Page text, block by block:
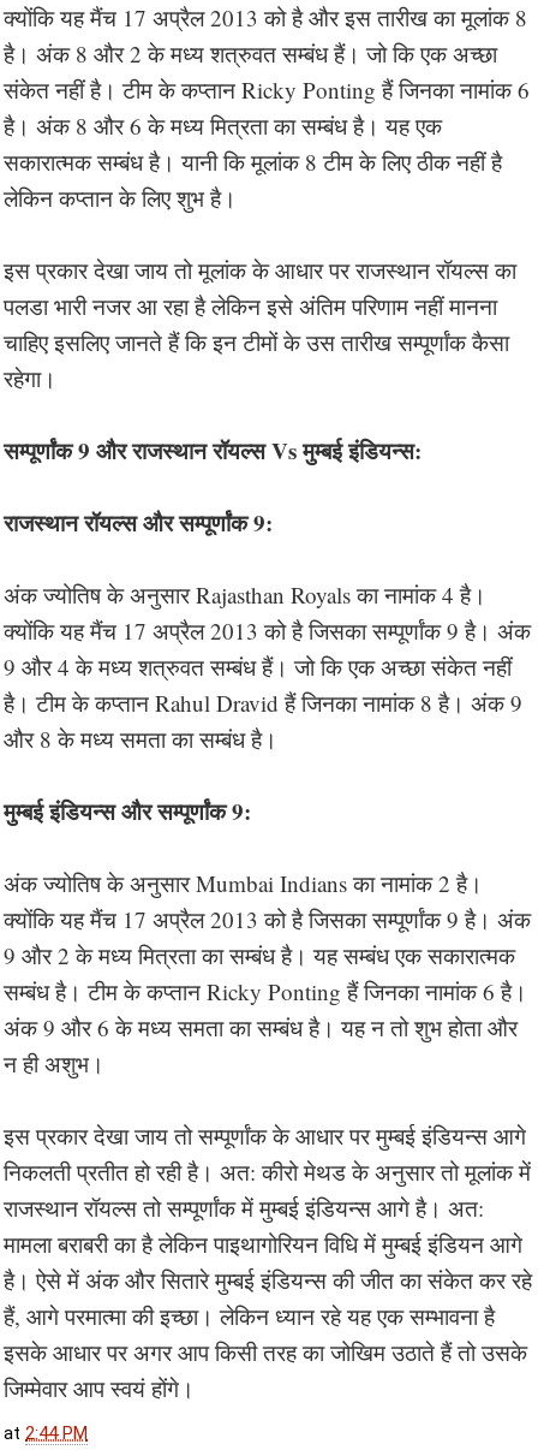
क्योंकि यह मैंच 17 अप्रैल 2013 को है और इस तारीख का मूलांक 8
है। अंक 8 और 2 के मध्य शत्रुवत सम्बंध हैं। जो कि एक अच्छा
संकेत नहीं है। टीम के कप्तान Ricky Ponting हैं जिनका नामांक 6
है। अंक 8 और 6 के मध्य मित्रता का सम्बंध है। यह एक
सकारात्मक सम्बंध है। यानी कि मूलांक 8 टीम के लिए ठीक नहीं है
लेकिन कप्तान के लिए शुभ है।
इस प्रकार देखा जाय तो मूलांक के आधार पर राजस्थान रॉयल्स का
पलडा भारी नजर आ रहा है लेकिन इसे अंतिम परिणाम नहीं मानना
चाहिए इसलिए जानते हैं कि इन टीमों के उस तारीख सम्पूर्णांक कैसा
रहेगा।
सम्पूर्णांक 9 और राजस्थान रॉयल्स Vs मुम्बई इंडियन्स:
राजस्थान रॉयल्स और सम्पूर्णांक 9:
अंक ज्योतिष के अनुसार Rajasthan Royals का नामांक 4 है।
क्योंकि यह मैंच 17 अप्रैल 2013 को है जिसका सम्पूर्णांक 9 है। अंक
9 और 4 के मध्य शत्रुवत सम्बंध हैं। जो कि एक अच्छा संकेत नहीं
है। टीम के कप्तान Rahul Dravid हैं जिनका नामांक 8 है। अंक 9
और 8 के मध्य समता का सम्बंध है।
मुम्बई इंडियन्स और सम्पूर्णांक 9:
अंक ज्योतिष के अनुसार Mumbai Indians का नामांक 2 है।
क्योंकि यह मैंच 17 अप्रैल 2013 को है जिसका सम्पूर्णांक 9 है। अंक
9 और 2 के मध्य मित्रता का सम्बंध है। यह सम्बंध एक सकारात्मक
सम्बंध है। टीम के कप्तान Ricky Ponting हैं जिनका नामांक 6 है।
अंक 9 और 6 के मध्य समता का सम्बंध है। यह न तो शुभ होता और
न ही अशुभ।
इस प्रकार देखा जाय तो सम्पूर्णांक के आधार पर मुम्बई इंडियन्स आगे
निकलती प्रतीत हो रही है। अत: कीरो मेथड के अनुसार तो मूलांक में
राजस्थान रॉयल्स तो सम्पूर्णांक में मुम्बई इंडियन्स आगे है। अत:
मामला बराबरी का है लेकिन पाइथागोरियन विधि में मुम्बई इंडियन आगे
है। ऐसे में अंक और सितारे मुम्बई इंडियन्स की जीत का संकेत कर रहे
हैं, आगे परमात्मा की इच्छा। लेकिन ध्यान रहे यह एक सम्भावना है
इसके आधार पर अगर आप किसी तरह का जोखिम उठाते हैं तो उसके
जिम्मेवार आप स्वयं होंगे।
at 2:44 PM